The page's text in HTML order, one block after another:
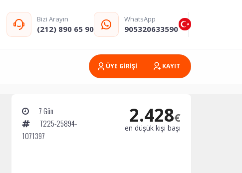
Bizi Arayın
(212) 890 65 90
WhatsApp
905320633590
ÜYE GİRİŞİ KAYIT
7 Gün
T225-25894-
1071397
2.428€
en düşük kişi başı